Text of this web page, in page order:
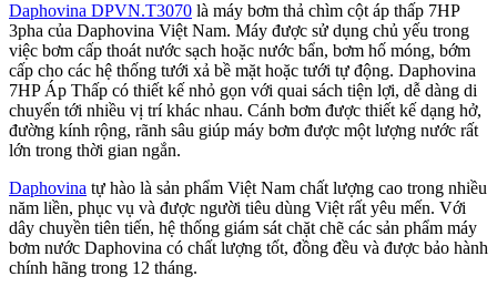
Daphovina DPVN.T3070 là máy bơm thả chìm cột áp thấp 7HP
3pha của Daphovina Việt Nam. Máy được sử dụng chủ yếu trong
việc bơm cấp thoát nước sạch hoặc nước bẩn, bơm hố móng, bớm
cấp cho các hệ thống tưới xả bề mặt hoặc tưới tự động. Daphovina
7HP Áp Thấp có thiết kế nhỏ gọn với quai sách tiện lợi, dễ dàng di
chuyển tới nhiều vị trí khác nhau. Cánh bơm được thiết kế dạng hở,
đường kính rộng, rãnh sâu giúp máy bơm được một lượng nước rất
lớn trong thời gian ngắn.
Daphovina tự hào là sản phẩm Việt Nam chất lượng cao trong nhiều
năm liền, phục vụ và được người tiêu dùng Việt rất yêu mến. Với
dây chuyền tiên tiến, hệ thống giám sát chặt chẽ các sản phẩm máy
bơm nước Daphovina có chất lượng tốt, đồng đều và được bảo hành
chính hãng trong 12 tháng.